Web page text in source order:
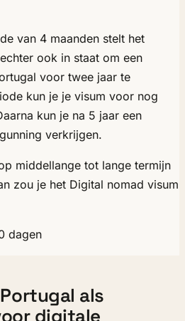
van 4 maanden stelt het
ook in staat om een
voor twee jaar te
kun je je visum voor nog
kun je na 5 jaar een
verkrijgen.
middellange tot lange termijn
zou je het Digital nomad visum
dagen
als
digitale